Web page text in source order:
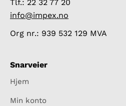
Tlf.: 22 32 77 20
info@impex.no
Org nr.: 939 532 129 MVA
Snarveier
Hjem
Min konto